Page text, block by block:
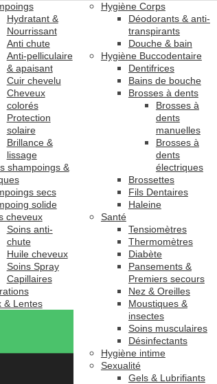
Hydratant &
Nourrissant
Anti chute
Anti-pelliculaire
& apaisant
Cuir chevelu
Cheveux
colorés
Protection
solaire
Brillance &
lissage
shampoings &
secs
solide
cheveux
Soins anti-
chute
Huile cheveux
Soins Spray
Capillaires
& Lentes
Hygiène Corps
Déodorants & anti-
transpirants
Douche & bain
Hygiène Buccodentaire
Dentifrices
Bains de bouche
Brosses à dents
Brosses à
dents
manuelles
Brosses à
dents
électriques
Brossettes
Fils Dentaires
Haleine
Santé
Tensiomètres
Thermomètres
Diabète
Pansements &
Premiers secours
Nez & Oreilles
Moustiques &
insectes
Soins musculaires
Désinfectants
Hygiène intime
Sexualité
Gels & Lubrifiants